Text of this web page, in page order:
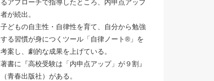
るアプローチで指導したところ、内申点アップ
者が続出。
子どもの自主性・自律性を育て、自分から勉強
する習慣が身につくツール「自律ノート®️」を
考案し、劇的な成果を上げている。
著書に『高校受験は「内申点アップ」が９割』
（青春出版社）がある。